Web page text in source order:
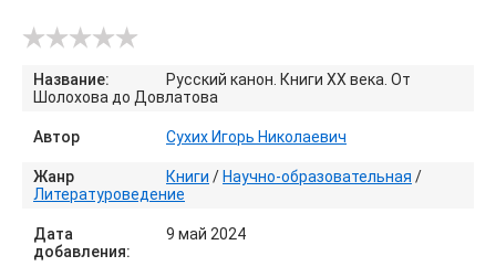
Название:
Русский канон. Книги ХХ века. От
Шолохова до Довлатова
Автор Сухих Игорь Николаевич
Жанр Книги / Научно-образовательная /
Литературоведение
Дата
добавления:
9 май 2024